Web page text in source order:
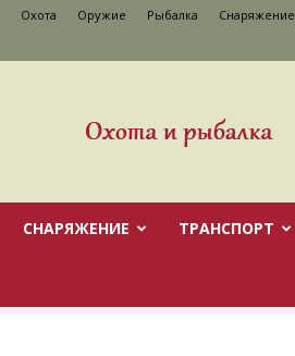
Охота Оружие Рыбалка Снаряжение
СНАРЯЖЕНИЕ ТРАНСПОРТ